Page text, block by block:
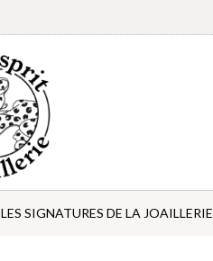
LES SIGNATURES DE LA JOAILLERIE